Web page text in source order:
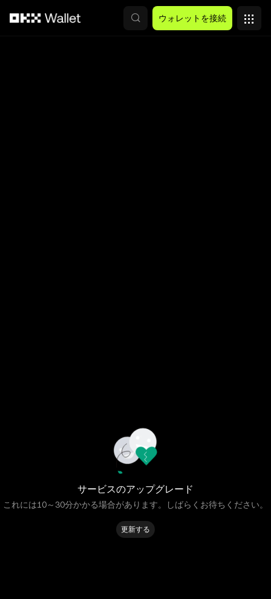
ウォレットを接続
サービスのアップグレード
これには10～30分かかる場合があります。しばらくお待ちください。
更新する